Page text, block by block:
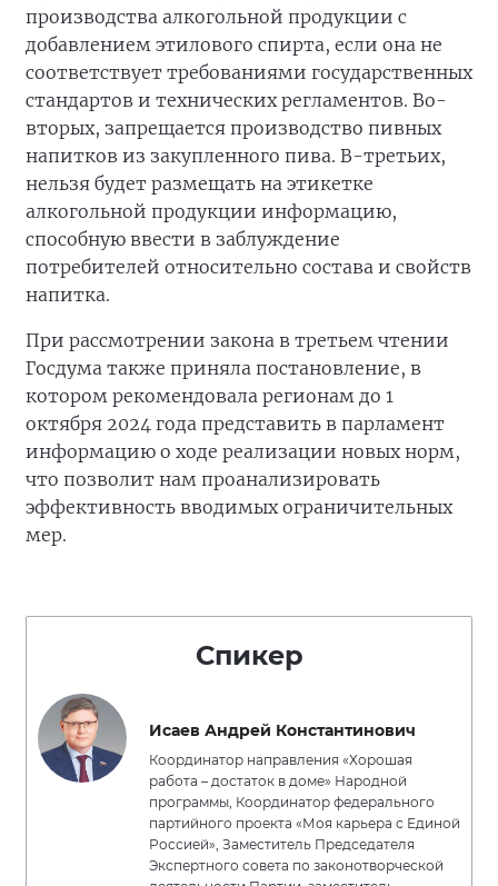
производства алкогольной продукции с
добавлением этилового спирта, если она не
соответствует требованиями государственных
стандартов и технических регламентов. Во-
вторых, запрещается производство пивных
напитков из закупленного пива. В-третьих,
нельзя будет размещать на этикетке
алкогольной продукции информацию,
способную ввести в заблуждение
потребителей относительно состава и свойств
напитка.
При рассмотрении закона в третьем чтении
Госдума также приняла постановление, в
котором рекомендовала регионам до 1
октября 2024 года представить в парламент
информацию о ходе реализации новых норм,
что позволит нам проанализировать
эффективность вводимых ограничительных
мер.
Спикер
Исаев Андрей Константинович
Координатор направления «Хорошая
работа – достаток в доме» Народной
программы, Координатор федерального
партийного проекта «Моя карьера с Единой
Россией», Заместитель Председателя
Экспертного совета по законотворческой